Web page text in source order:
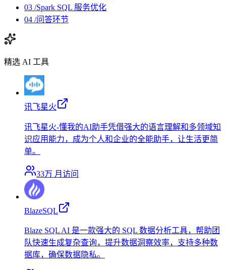
03 /Spark SQL 服务优化
04 /问答环节
精选 AI 工具
讯飞星火
讯飞星火-懂我的AI助手凭借强大的语言理解和多领域知
识应用能力，成为个人和企业的全能助手，让生活更简
单。
33万 月访问
BlazeSQL
Blaze SQL AI 是一款强大的 SQL 数据分析工具，帮助团
队快速生成复杂查询，提升数据洞察效率，支持多种数
据库，确保数据隐私。